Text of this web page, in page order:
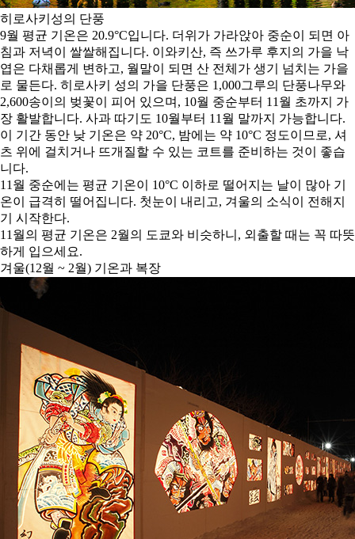
히로사키성의 단풍
9월 평균 기온은 20.9°C입니다. 더위가 가라앉아 중순이 되면 아
침과 저녁이 쌀쌀해집니다. 이와키산, 즉 쓰가루 후지의 가을 낙
엽은 다채롭게 변하고, 월말이 되면 산 전체가 생기 넘치는 가을
로 물든다. 히로사키 성의 가을 단풍은 1,000그루의 단풍나무와
2,600송이의 벚꽃이 피어 있으며, 10월 중순부터 11월 초까지 가
장 활발합니다. 사과 따기도 10월부터 11월 말까지 가능합니다.
이 기간 동안 낮 기온은 약 20°C, 밤에는 약 10°C 정도이므로, 셔
츠 위에 걸치거나 뜨개질할 수 있는 코트를 준비하는 것이 좋습
니다.
11월 중순에는 평균 기온이 10°C 이하로 떨어지는 날이 많아 기
온이 급격히 떨어집니다. 첫눈이 내리고, 겨울의 소식이 전해지
기 시작한다.
11월의 평균 기온은 2월의 도쿄와 비슷하니, 외출할 때는 꼭 따뜻
하게 입으세요.
겨울(12월 ~ 2월) 기온과 복장